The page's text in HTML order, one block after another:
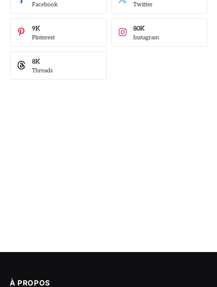
Facebook Twitter
Pinterest
9K
Instagram
80K
Threads
8K
À PROPOS